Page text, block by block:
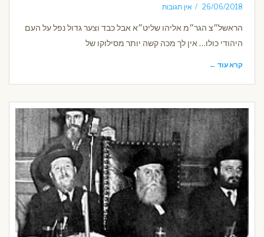
26/06/2018 אין תגובות
הראשל״צ הגר״מ אליהו שליט״א אבל כבד וצער גדול נפל על העם
היהודי כולו… אין לך מכה קשה יותר מסילוקו של
קרא עוד ←